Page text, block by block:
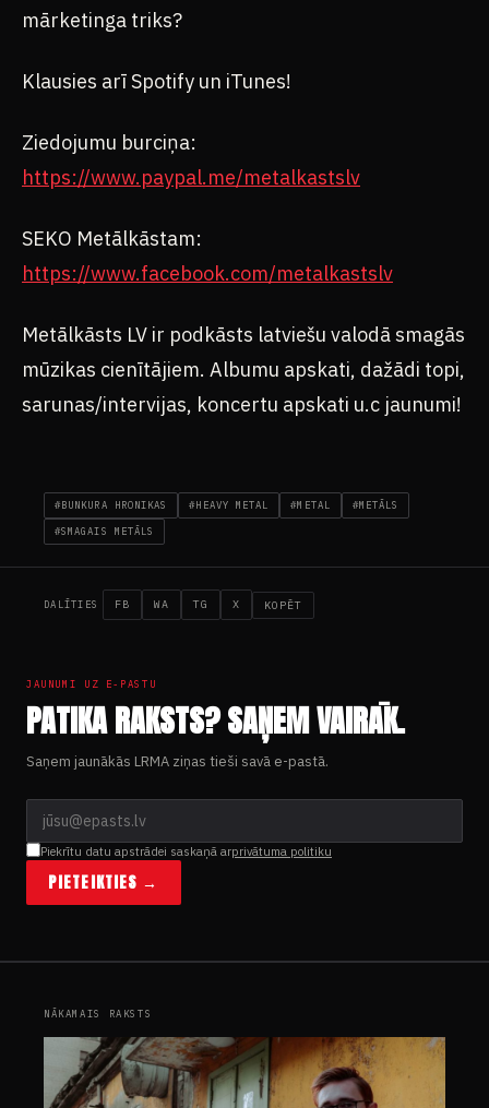
mārketinga triks?
Klausies arī Spotify un iTunes!
Ziedojumu burciņa:
https://www.paypal.me/metalkastslv
SEKO Metālkāstam:
https://www.facebook.com/metalkastslv​​
Metālkāsts LV ir podkāsts latviešu valodā smagās
mūzikas cienītājiem. Albumu apskati, dažādi topi,
sarunas/intervijas, koncertu apskati u.c jaunumi!
#BUNKURA HRONIKAS #HEAVY METAL #METAL #METĀLS
#SMAGAIS METĀLS
DALĪTIES FB WA TG X KOPĒT
JAUNUMI UZ E-PASTU
PATIKA RAKSTS? SAŅEM VAIRĀK.
Saņem jaunākās LRMA ziņas tieši savā e-pastā.
Piekrītu datu apstrādei saskaņā arprivātuma politiku
PIETEIKTIES →
NĀKAMAIS RAKSTS